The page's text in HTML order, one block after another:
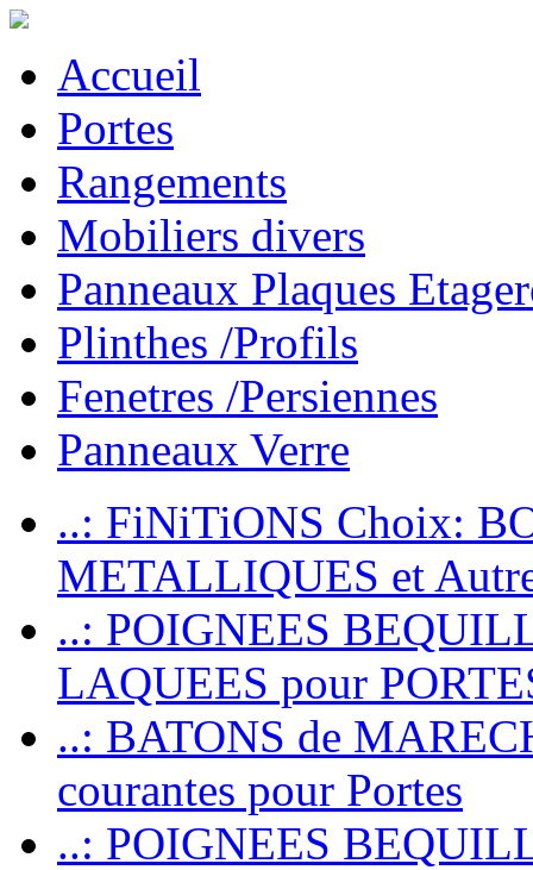
Accueil
Portes
Rangements
Mobiliers divers
Panneaux Plaques
Plinthes /Profils
Fenetres /Persiennes
Panneaux Verre
..: FiNiTiONS Choix:
METALLIQUES et
..: POIGNEES
LAQUEES pour
..: BATONS de
courantes pour Portes
..: POIGNEES